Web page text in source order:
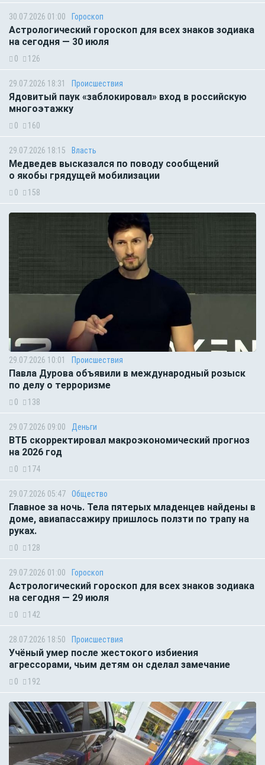
30.07.2026 01:00 Гороскоп
Астрологический гороскоп для всех знаков зодиака
на сегодня — 30 июля
0 126
29.07.2026 18:31 Происшествия
Ядовитый паук «заблокировал» вход в российскую
многоэтажку
0 160
29.07.2026 18:15 Власть
Медведев высказался по поводу сообщений
о якобы грядущей мобилизации
0 158
29.07.2026 10:01 Происшествия
Павла Дурова объявили в международный розыск
по делу о терроризме
0 138
29.07.2026 09:00 Деньги
ВТБ скорректировал макроэкономический прогноз
на 2026 год
0 174
29.07.2026 05:47 Общество
Главное за ночь. Тела пятерых младенцев найдены в
доме, авиапассажиру пришлось ползти по трапу на
руках.
0 128
29.07.2026 01:00 Гороскоп
Астрологический гороскоп для всех знаков зодиака
на сегодня — 29 июля
0 142
28.07.2026 18:50 Происшествия
Учёный умер после жестокого избиения
агрессорами, чьим детям он сделал замечание
0 192